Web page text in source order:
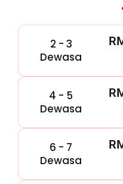
2 - 3
Dewasa
4 - 5
Dewasa
6 - 7
Dewasa